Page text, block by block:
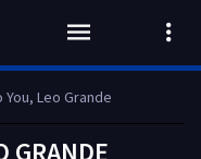
You, Leo Grande
GRANDE